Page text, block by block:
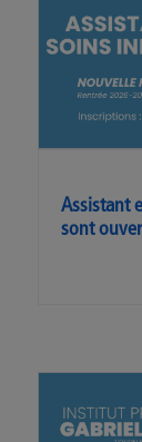
Assistant
sont